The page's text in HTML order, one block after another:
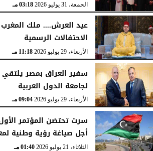
الجمعة، 31 يوليو 2026 03:18 مـ
عيد العرش.... ملك
الاحتفالات الرسمية
الأربعاء، 29 يوليو 2026 11:18 مـ
سفير العراق بمصر يلتقي
لجامعة الدول العربية
الأربعاء، 29 يوليو 2026 09:04 مـ
سرت تحتضن المؤتمر
أجل صياغة رؤية وطنية
الثلاثاء، 21 يوليو 2026 01:40 مـ